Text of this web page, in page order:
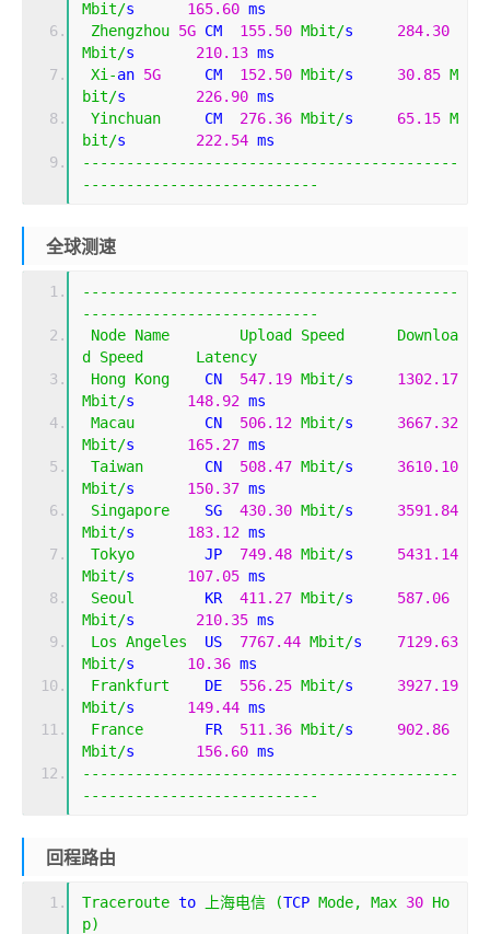
Mbit/s 165.60 ms
Zhengzhou 5G CM 155.50 Mbit/s 284.30
Mbit/s 210.13 ms
Xi -an 5G
     CM
152.50 Mbit/s 30.85 M
bit/s 226.90 ms
Yinchuan
     CM
276.36 Mbit/s 65.15 M
bit/s 222.54 ms
-------------------------------------------
---------------------------
全球测速
-------------------------------------------
---------------------------
Node Name Upload Speed
Downloa
d
Speed
Latency
Hong Kong
    CN
547.19 Mbit/s 1302.17
Mbit/s 148.92 ms
Macau
        CN
506.12 Mbit/s 3667.32
Mbit/s 165.27 ms
Taiwan
       CN
508.47 Mbit/s 3610.10
Mbit/s 150.37 ms
Singapore
    SG
430.30 Mbit/s 3591.84
Mbit/s 183.12 ms
Tokyo
        JP
749.48 Mbit/s 5431.14
Mbit/s 107.05 ms
Seoul
        KR
411.27 Mbit/s 587.06
Mbit/s 210.35 ms
Los Angeles
  US
7767.44 Mbit/s 7129.63
Mbit/s 10.36 ms
Frankfurt
    DE
556.25 Mbit/s 3927.19
Mbit/s 149.44 ms
France
       FR
511.36 Mbit/s 902.86
Mbit/s 156.60 ms
-------------------------------------------
---------------------------
回程路由
Traceroute to 上海电信 (TCP Mode, Max 30 Ho
p)